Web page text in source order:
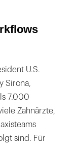
U.S.
Sirona,
7.000
Zahnärzte,
sind. Für